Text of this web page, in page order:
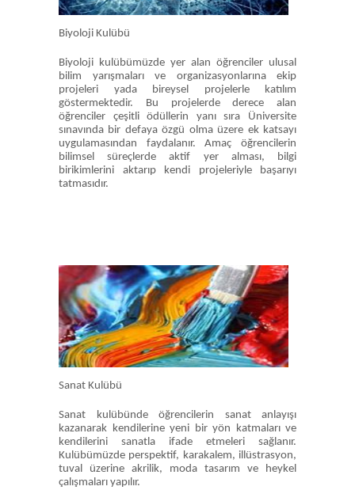
Biyoloji Kulübü
Biyoloji kulübümüzde yer alan öğrenciler ulusal
bilim yarışmaları ve organizasyonlarına ekip
projeleri yada bireysel projelerle katılım
göstermektedir. Bu projelerde derece alan
öğrenciler çeşitli ödüllerin yanı sıra Üniversite
sınavında bir defaya özgü olma üzere ek katsayı
uygulamasından faydalanır. Amaç öğrencilerin
bilimsel süreçlerde aktif yer alması, bilgi
birikimlerini aktarıp kendi projeleriyle başarıyı
tatmasıdır.
Sanat Kulübü
Sanat kulübünde öğrencilerin sanat anlayışı
kazanarak kendilerine yeni bir yön katmaları ve
kendilerini sanatla ifade etmeleri sağlanır.
Kulübümüzde perspektif, karakalem, illüstrasyon,
tuval üzerine akrilik, moda tasarım ve heykel
çalışmaları yapılır.